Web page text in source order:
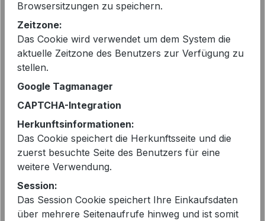
Browsersitzungen zu speichern.
Zeitzone:
Das Cookie wird verwendet um dem System die
aktuelle Zeitzone des Benutzers zur Verfügung zu
stellen.
Google Tagmanager
CAPTCHA-Integration
Herkunftsinformationen:
Das Cookie speichert die Herkunftsseite und die
zuerst besuchte Seite des Benutzers für eine
weitere Verwendung.
Session:
Das Session Cookie speichert Ihre Einkaufsdaten
über mehrere Seitenaufrufe hinweg und ist somit